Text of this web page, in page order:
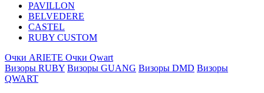
PAVILLON
BELVEDERE
CASTEL
RUBY CUSTOM
Очки ARIETE Очки Qwart
Визоры RUBY Визоры GUANG Визоры DMD Визоры
QWART